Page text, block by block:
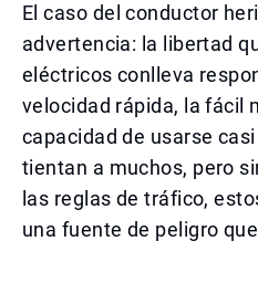
El caso del conductor
advertencia: la libertad
eléctricos conlleva
velocidad rápida, la fácil
capacidad de usarse
tientan a muchos, pero
las reglas de tráfico,
una fuente de peligro